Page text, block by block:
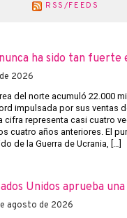
RSS/FEEDS
ha sido tan fuerte
2026
del norte acumuló 22.000
impulsada por sus ventas
cifra representa casi cuatro
cuatro años anteriores. El
de la Guerra de Ucrania, […]
Unidos aprueba
agosto de 2026